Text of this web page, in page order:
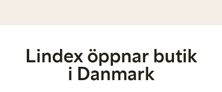
Lindex öppnar butik
i Danmark